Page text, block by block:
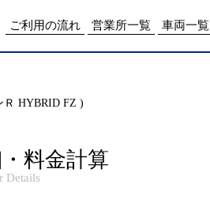
include/access_log.php on line 15
ご利用の流れ 営業所一覧 車両一覧
HYBRID FZ )
料金計算
Details